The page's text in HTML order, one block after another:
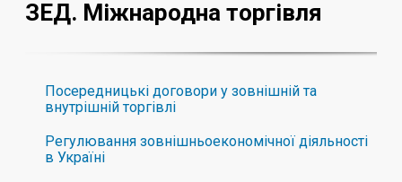
ЗЕД. Міжнародна торгівля
Посередницькі договори у зовнішній та
внутрішній торгівлі
Регулювання зовнішньоекономічної діяльності
в Україні